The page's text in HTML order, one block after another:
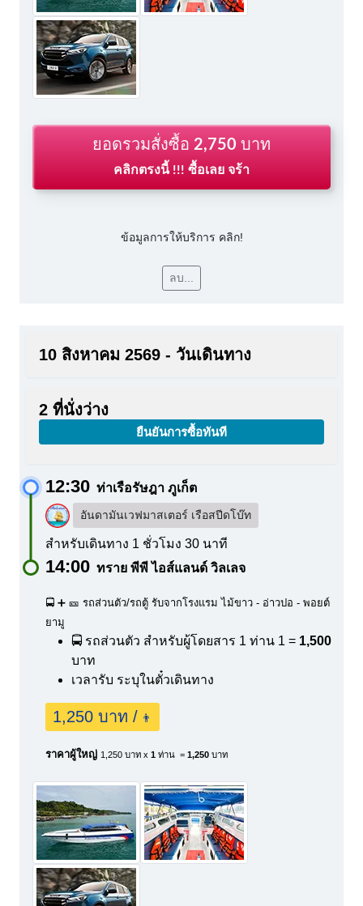
ยอดรวมสั่งซื้อ 2,750 บาท
คลิกตรงนี้ !!! ซื้อเลย จร้า
ข้อมูลการให้บริการ คลิก!
ลบ...
10 สิงหาคม 2569 - วันเดินทาง
2 ที่นั่งว่าง
ยืนยันการซื้อทันที
12:30 ท่าเรือรัษฎา ภูเก็ต
อันดามันเวฟมาสเตอร์ เรือสปีดโบ๊ท
สำหรับเดินทาง 1 ชั่วโมง 30 นาที
14:00 ทราย พีพี ไอส์แลนด์ วิลเลจ
🚍 ➕ 🎫 รถส่วนตัว/รถตู้ รับจากโรงแรม ไม้ขาว - อ่าวปอ - พอยต์
ยามู
🚍 รถส่วนตัว สำหรับผู้โดยสาร 1 ท่าน 1 = 1,500
บาท
เวลารับ ระบุในตั๋วเดินทาง
1,250 บาท / 👨
ราคาผู้ใหญ่ 1,250 บาท x 1 ท่าน = 1,250 บาท